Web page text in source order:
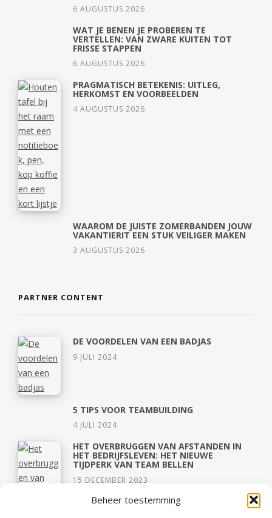
Beheer toestemming
6 AUGUSTUS 2026
WAT JE BENEN JE PROBEREN TE
VERTELLEN: VAN ZWARE KUITEN TOT
FRISSE STAPPEN
6 AUGUSTUS 2026
PRAGMATISCH BETEKENIS: UITLEG,
HERKOMST EN VOORBEELDEN
4 AUGUSTUS 2026
WAAROM DE JUISTE ZOMERBANDEN JOUW
VAKANTIERIT EEN STUK VEILIGER MAKEN
3 AUGUSTUS 2026
PARTNER CONTENT
DE VOORDELEN VAN EEN BADJAS
9 JULI 2024
5 TIPS VOOR TEAMBUILDING
4 JULI 2024
HET OVERBRUGGEN VAN AFSTANDEN IN
HET BEDRIJFSLEVEN: HET NIEUWE
TIJDPERK VAN TEAM BELLEN
15 DECEMBER 2023